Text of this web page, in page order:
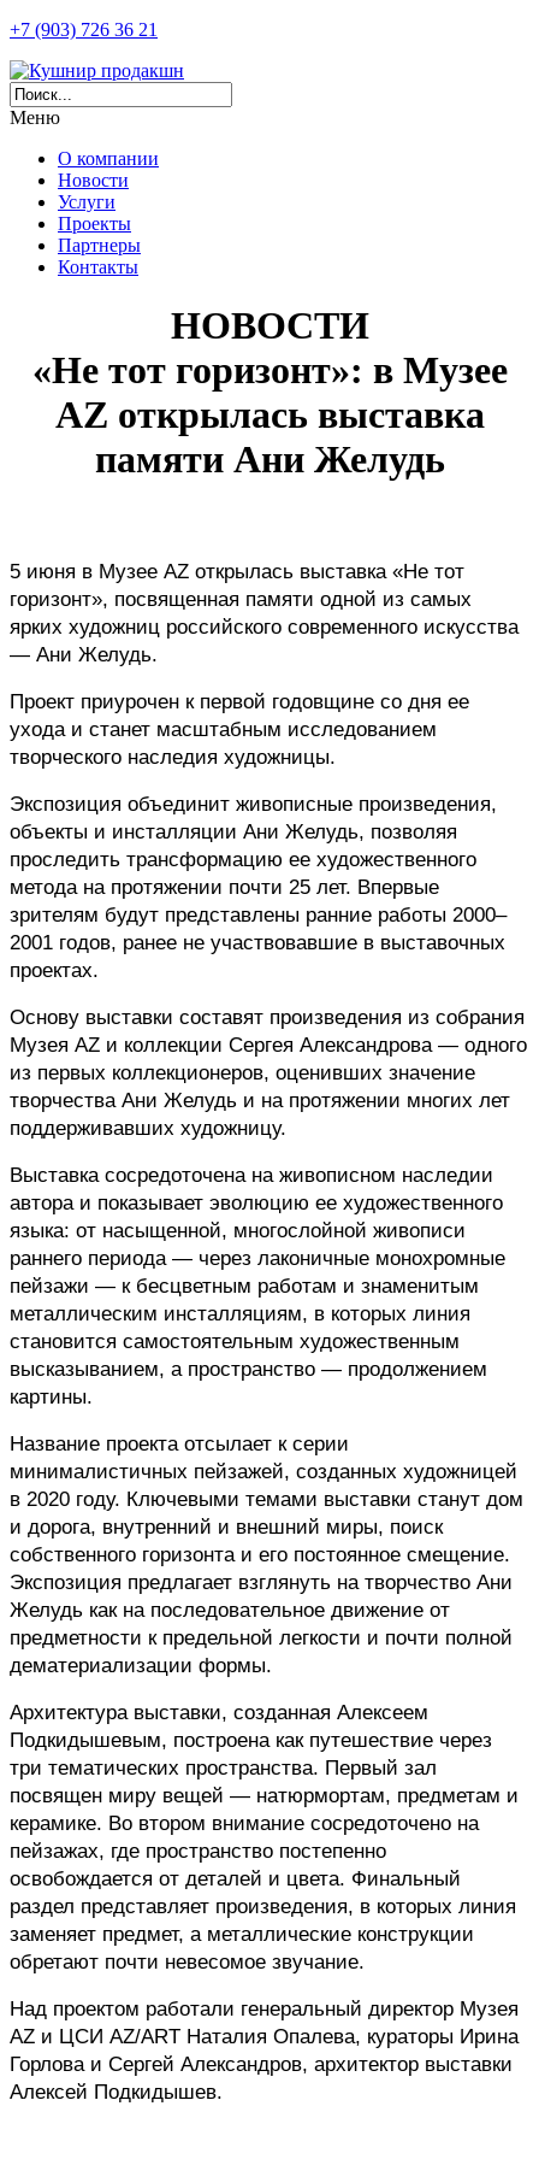
+7 (903) 726 36 21
Меню
О компании
Новости
Услуги
Проекты
Партнеры
Контакты
НОВОСТИ
«Не тот горизонт»: в Музее
AZ открылась выставка
памяти Ани Желудь
5 июня в Музее AZ открылась выставка «Не тот
горизонт», посвященная памяти одной из самых
ярких художниц российского современного искусства
— Ани Желудь.
Проект приурочен к первой годовщине со дня ее
ухода и станет масштабным исследованием
творческого наследия художницы.
Экспозиция объединит живописные произведения,
объекты и инсталляции Ани Желудь, позволяя
проследить трансформацию ее художественного
метода на протяжении почти 25 лет. Впервые
зрителям будут представлены ранние работы 2000–
2001 годов, ранее не участвовавшие в выставочных
проектах.
Основу выставки составят произведения из собрания
Музея AZ и коллекции Сергея Александрова — одного
из первых коллекционеров, оценивших значение
творчества Ани Желудь и на протяжении многих лет
поддерживавших художницу.
Выставка сосредоточена на живописном наследии
автора и показывает эволюцию ее художественного
языка: от насыщенной, многослойной живописи
раннего периода — через лаконичные монохромные
пейзажи — к бесцветным работам и знаменитым
металлическим инсталляциям, в которых линия
становится самостоятельным художественным
высказыванием, а пространство — продолжением
картины.
Название проекта отсылает к серии
минималистичных пейзажей, созданных художницей
в 2020 году. Ключевыми темами выставки станут дом
и дорога, внутренний и внешний миры, поиск
собственного горизонта и его постоянное смещение.
Экспозиция предлагает взглянуть на творчество Ани
Желудь как на последовательное движение от
предметности к предельной легкости и почти полной
дематериализации формы.
Архитектура выставки, созданная Алексеем
Подкидышевым, построена как путешествие через
три тематических пространства. Первый зал
посвящен миру вещей — натюрмортам, предметам и
керамике. Во втором внимание сосредоточено на
пейзажах, где пространство постепенно
освобождается от деталей и цвета. Финальный
раздел представляет произведения, в которых линия
заменяет предмет, а металлические конструкции
обретают почти невесомое звучание.
Над проектом работали генеральный директор Музея
AZ и ЦСИ AZ/ART Наталия Опалева, кураторы Ирина
Горлова и Сергей Александров, архитектор выставки
Алексей Подкидышев.